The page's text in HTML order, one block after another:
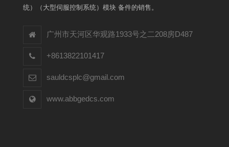
统）（大型伺服控制系统）模块 备件的销售。
广州市天河区华观路1933号之二208房D487
+8613822101417
sauldcsplc@gmail.com
www.abbgedcs.com